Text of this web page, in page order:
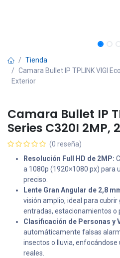
Tienda
Camara Bullet IP TPLINK VIGI
Exterior
Camara Bullet IP
Series C320I 2MP,
(0 reseña)
Resolución Full HD de 2MP:
a 1080p (1920×1080 px) para
preciso.
Lente Gran Angular de 2,8
visión amplio, ideal para
entradas, estacionamientos o
Clasificación de Personas y
automáticamente falsas
insectos o lluvia,
reales.